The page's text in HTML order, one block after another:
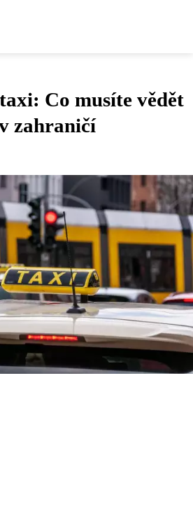
Co musíte vědět
zahraničí